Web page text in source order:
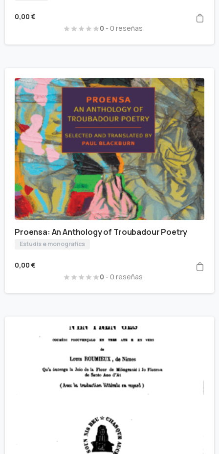
0,00 €
0 - 0 reseñas
Proensa: An Anthology of Troubadour Poetry
Estudis e monografics
0,00 €
0 - 0 reseñas